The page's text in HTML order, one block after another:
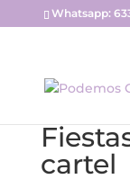
Whatsapp:
cartel